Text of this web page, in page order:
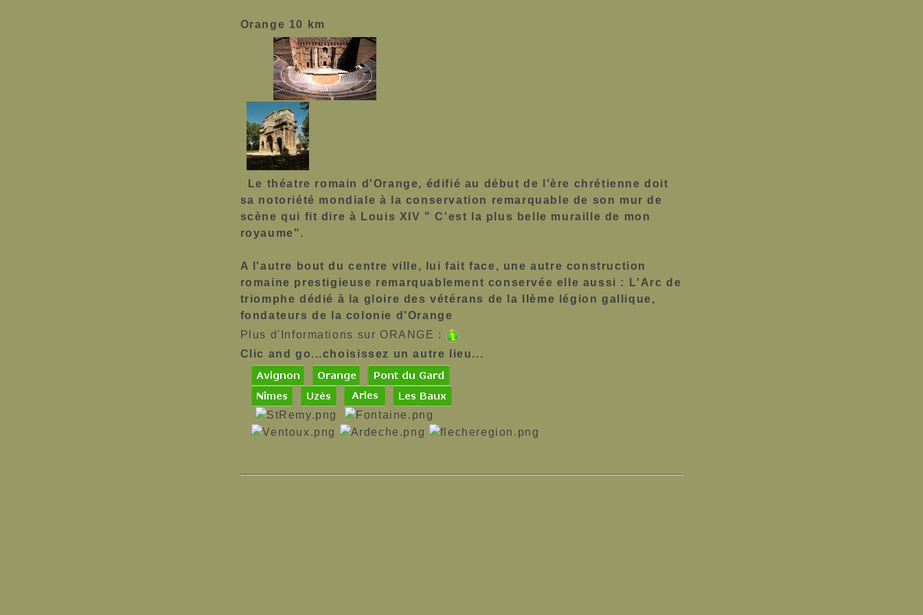
Orange 10 km
Le théatre romain d'Orange, édifié au début de l'ère chrétienne doit
sa notoriété mondiale à la conservation remarquable de son mur de
scène qui fit dire à Louis XIV " C'est la plus belle muraille de mon
royaume".
A l'autre bout du centre ville, lui fait face, une autre construction
romaine prestigieuse remarquablement conservée elle aussi : L'Arc de
triomphe dédié à la gloire des vétérans de la IIème légion gallique,
fondateurs de la colonie d'Orange
Plus d'Informations sur ORANGE :
Clic and go...choisissez un autre lieu...